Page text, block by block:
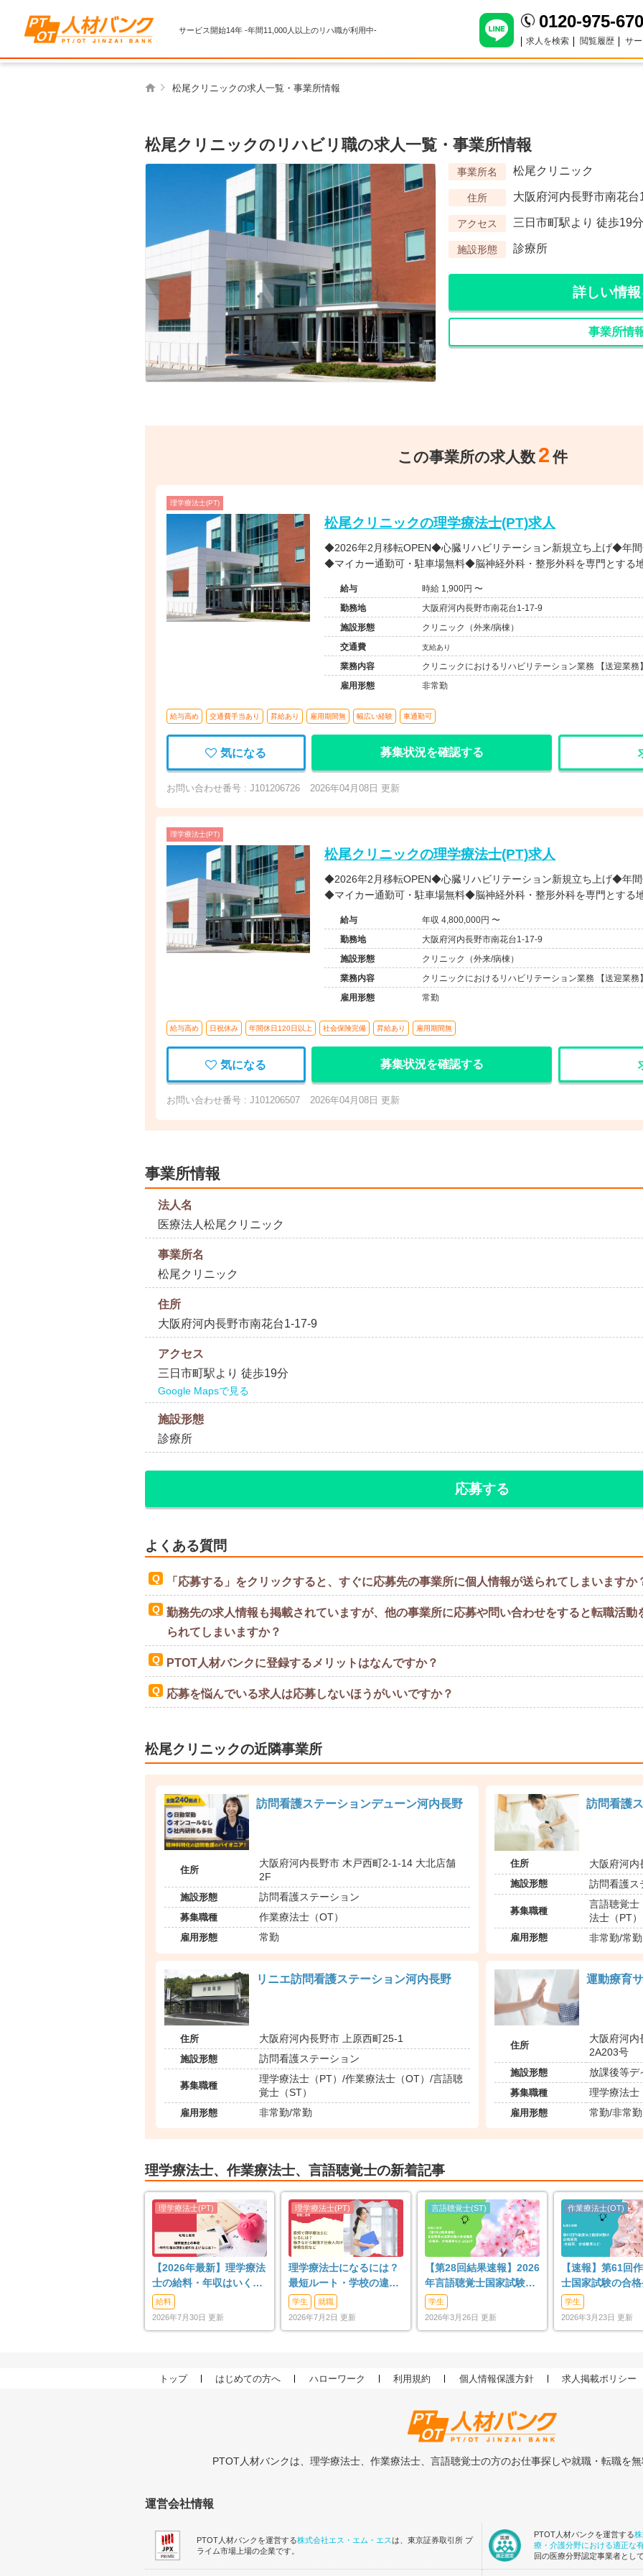
サービス開始14年 -年間11,000人以上のリハ職が利用中- 0120-975-670
求人を検索 閲覧履歴 サ
松尾クリニックの求人一覧・事業所情報
松尾クリニックのリハビリ職の求人一覧・事業所情報
事業所名 松尾クリニック
住所 大阪府河内長野市南花台
アクセス 三日市町駅より 徒歩19分
施設形態 診療所
詳しい情
事業所情
この事業所の求人数 2 件
理学療法士(PT)
松尾クリニックの理学療法士(PT)求人
◆2026年2月移転OPEN◆心臓リハビリテーション新規立ち上げ◆年
◆マイカー通勤可・駐車場無料◆脳神経外科・整形外科を専門とする
給与
時給 1,900円 〜
勤務地
大阪府河内長野市南花台1-17-9
施設形態
クリニック（外来/病棟）
交通費
支給あり
業務内容
クリニックにおけるリハビリテーション業務 【送迎業務
雇用形態
非常勤
給与高め 交通費手当あり 昇給あり 雇用期間無 幅広い経験 車通勤可
気になる 募集状況を確認する
お問い合わせ番号 : J101206726 2026年04月08日 更新
理学療法士(PT)
松尾クリニックの理学療法士(PT)求人
◆2026年2月移転OPEN◆心臓リハビリテーション新規立ち上げ◆年
◆マイカー通勤可・駐車場無料◆脳神経外科・整形外科を専門とする
給与
年収 4,800,000円 〜
勤務地
大阪府河内長野市南花台1-17-9
施設形態
クリニック（外来/病棟）
業務内容
クリニックにおけるリハビリテーション業務 【送迎業務
雇用形態
常勤
給与高め 日祝休み 年間休日120日以上 社会保険完備 昇給あり 雇用期間無
気になる 募集状況を確認する
お問い合わせ番号 : J101206507 2026年04月08日 更新
事業所情報
法人名
医療法人松尾クリニック
事業所名
松尾クリニック
住所
大阪府河内長野市南花台1-17-9
アクセス
三日市町駅より 徒歩19分
Google Mapsで見る
施設形態
診療所
応募する
よくある質問
「応募する」をクリックすると、すぐに応募先の事業所に個人情報が送られてしまいますか
勤務先の求人情報も掲載されていますが、他の事業所に応募や問い合わせをすると転職活動
られてしまいますか？
PTOT人材バンクに登録するメリットはなんですか？
応募を悩んでいる求人は応募しないほうがいいですか？
松尾クリニックの近隣事業所
訪問看護ステーションデューン河内長野
住所
大阪府河内長野市 木戸西町2-1-14 大北店舗
2F
施設形態
訪問看護ステーション
募集職種
作業療法士（OT）
雇用形態
常勤
訪問看護
住所
大阪府河内
施設形態
訪問看護ス
募集職種
言語聴覚士
法士（PT）
雇用形態
非常勤/常勤
リニエ訪問看護ステーション河内長野
住所
大阪府河内長野市 上原西町25-1
施設形態
訪問看護ステーション
募集職種
理学療法士（PT）/作業療法士（OT）/言語聴
覚士（ST）
雇用形態
非常勤/常勤
運動療育
住所
大阪府河内
2A203号
施設形態
放課後等デ
募集職種
理学療法士
雇用形態
常勤/非常勤
理学療法士、作業療法士、言語聴覚士の新着記事
【2026年最新】理学療法
士の給料・年収はいく
ら？上げる方法も解説
給料
2026年7月30日 更新
理学療法士になるには？
最短ルート・学校の違い
や社会人からの目指し方
学生
就職
2026年7月2日 更新
【第28回結果速報】2026
年言語聴覚士国家試験の
合格発表-合格点、合格基
準、合格率など-
学生
2026年3月26日 更新
【速報】第61回
士国家試験の合
合格点、合格基
率（2026年）
学生
2026年3月23日 更新
トップ はじめての方へ ハローワーク 利用規約 個人情報保護方針 求人掲載ポリシー
PTOT人材バンクは、理学療法士、作業療法士、言語聴覚士の方のお仕事探しや就職・転職を
運営会社情報
PTOT人材バンクを運営する株式会社エス・エム・エスは、東京証券取引所 プ
ライム市場上場の企業です。
PTOT人材バンクを運営する
療・介護分野における適正な
回の医療分野認定事業者とし